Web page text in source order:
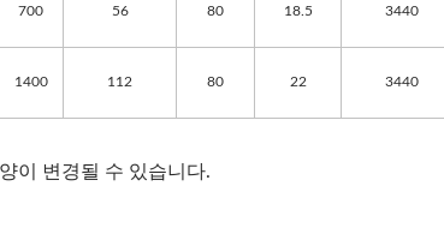
700 56 80 18.5 3440
1400 112 80 22 3440
이 변경될 수 있습니다.